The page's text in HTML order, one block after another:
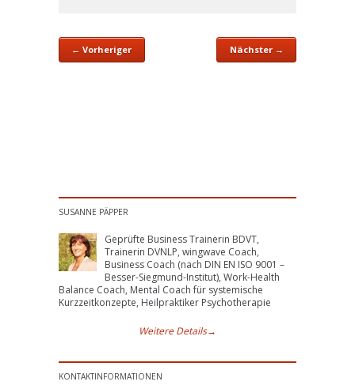
← Vorheriger Nächster →
SUSANNE PÄPPER
Geprüfte Business Trainerin BDVT,
Trainerin DVNLP, wingwave Coach,
Business Coach (nach DIN EN ISO 9001 –
Besser-Siegmund-Institut), Work-Health
Balance Coach, Mental Coach für systemische
Kurzzeitkonzepte, Heilpraktiker Psychotherapie
Weitere Details→
KONTAKTINFORMATIONEN